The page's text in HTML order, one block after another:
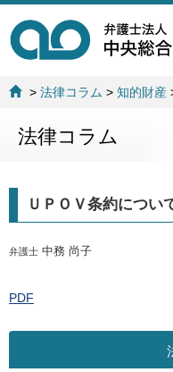
>法律コラム >知的財産
法律コラム
ＵＰＯＶ条約につい
弁護士 中務 尚子
PDF